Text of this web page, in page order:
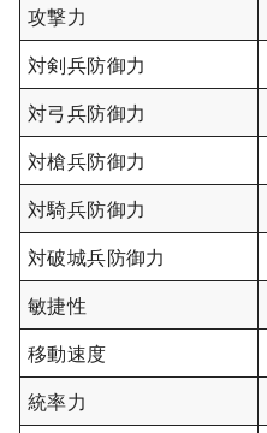
攻撃力
対剣兵防御力
対弓兵防御力
対槍兵防御力
対騎兵防御力
対破城兵防御力
敏捷性
移動速度
統率力